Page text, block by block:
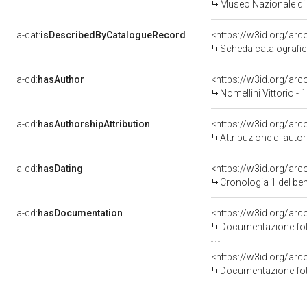
Museo Nazionale di
a-cat:isDescribedByCatalogueRecord
<https://w3id.org/
Scheda
a-cd:hasAuthor
<https://w3id.org/
Nomellini Vittorio -
a-cd:hasAuthorshipAttribution
<https://w3id.org/
Attribuzione di
a-cd:hasDating
<https://w3id.org/
Cronologia 1 del
a-cd:hasDocumentation
Documentazione
Documentazione